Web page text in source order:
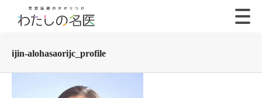
ijin-alohasaorijc_profile